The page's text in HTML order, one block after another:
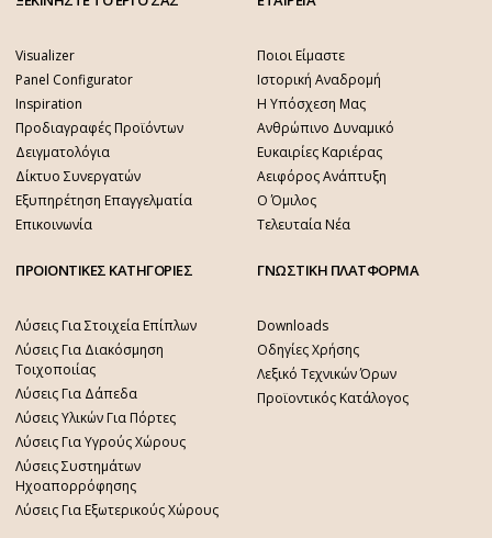
Visualizer
Panel Configurator
Inspiration
Προδιαγραφές Προϊόντων
Δειγματολόγια
Δίκτυο Συνεργατών
Εξυπηρέτηση Επαγγελματία
Επικοινωνία
Ποιοι Είμαστε
Ιστορική Αναδρομή
Η Υπόσχεση Μας
Ανθρώπινο Δυναμικό
Ευκαιρίες Καριέρας
Αειφόρος Ανάπτυξη
Ο Όμιλος
Τελευταία Νέα
ΠΡΟΙΟΝΤΙΚΕΣ ΚΑΤΗΓΟΡΙΕΣ
Λύσεις Για Στοιχεία Επίπλων
Λύσεις Για Διακόσμηση
Τοιχοποιίας
Λύσεις Για Δάπεδα
Λύσεις Υλικών Για Πόρτες
Λύσεις Για Υγρούς Χώρους
Λύσεις Συστημάτων
Ηχοαπορρόφησης
Λύσεις Για Εξωτερικούς Χώρους
ΓΝΩΣΤΙΚΗ ΠΛΑΤΦΟΡΜΑ
Downloads
Οδηγίες Χρήσης
Λεξικό Τεχνικών Όρων
Προϊοντικός Κατάλογος